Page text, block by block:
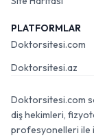
PLATFORMLAR
Doktorsitesi.com
Doktorsitesi.az
Doktorsitesi.com
diş hekimleri,
profesyonelleri ile